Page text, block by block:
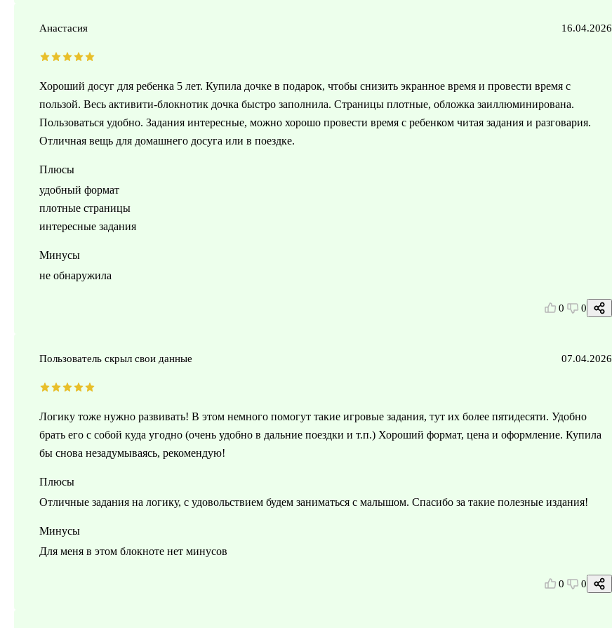
Анастасия 16.04.2026
Хороший досуг для ребенка 5 лет. Купила дочке в подарок, чтобы снизить экранное время и провести время с
пользой. Весь активити-блокнотик дочка быстро заполнила. Страницы плотные, обложка заиллюминирована.
Пользоваться удобно. Задания интересные, можно хорошо провести время с ребенком читая задания и разговария.
Отличная вещь для домашнего досуга или в поездке.
Плюсы
удобный формат
плотные страницы
интересные задания
Минусы
не обнаружила
0 0
Пользователь скрыл свои данные 07.04.2026
Логику тоже нужно развивать! В этом немного помогут такие игровые задания, тут их более пятидесяти. Удобно
брать его с собой куда угодно (очень удобно в дальние поездки и т.п.) Хороший формат, цена и оформление. Купила
бы снова незадумываясь, рекомендую!
Плюсы
Отличные задания на логику, с удовольствием будем заниматься с малышом. Спасибо за такие полезные издания!
Минусы
Для меня в этом блокноте нет минусов
0 0